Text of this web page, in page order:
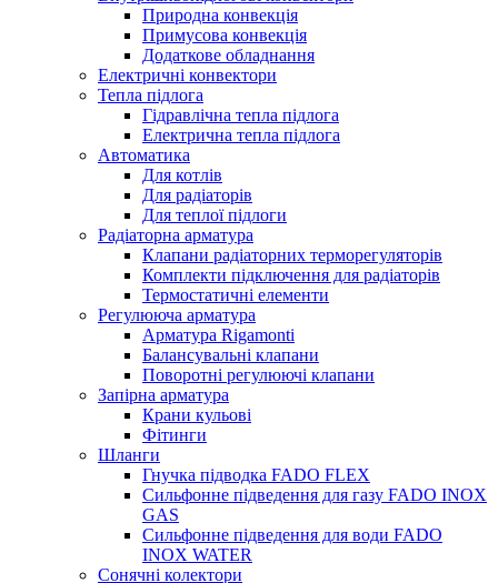
Природна конвекція
Примусова конвекція
Додаткове обладнання
Електричні конвектори
Тепла підлога
Гідравлічна тепла підлога
Електрична тепла підлога
Автоматика
Для котлів
Для радіаторів
Для теплої підлоги
Радіаторна арматура
Клапани радіаторних терморегуляторів
Комплекти підключення для радіаторів
Термостатичні елементи
Регулююча арматура
Арматура Rigamonti
Балансувальні клапани
Поворотні регулюючі клапани
Запірна арматура
Крани кульові
Фітинги
Шланги
Гнучка підводка FADO FLEX
Сильфонне підведення для газу FADO INOX
GAS
Сильфонне підведення для води FADO
INOX WATER
Сонячні колектори